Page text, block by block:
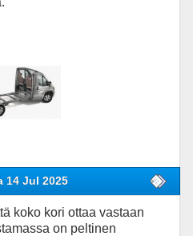
14 Jul 2025
koko kori ottaa vastaan
on peltinen